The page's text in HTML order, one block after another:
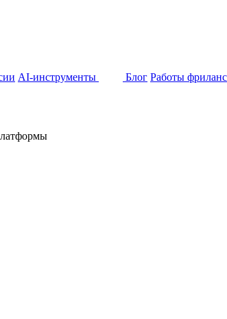
AI-инструменты Блог Работы